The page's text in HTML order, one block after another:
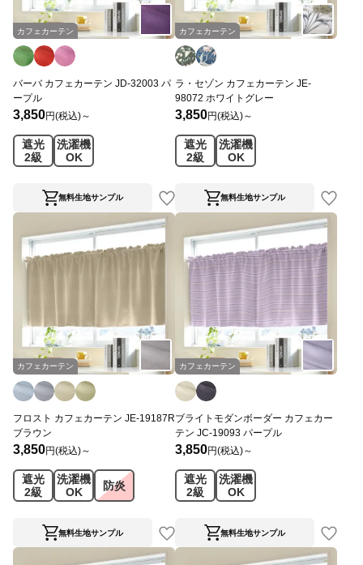
カフェカーテン
バーバ カフェカーテン JD-32003 パ
ープル
3,850円(税込)～
遮光
2級
洗濯機
OK
無料生地サンプル
カフェカーテン
ラ・セゾン カフェカーテン JE-
98072 ホワイトグレー
3,850円(税込)～
遮光
2級
洗濯機
OK
無料生地サンプル
カフェカーテン
フロスト カフェカーテン JE-19187R
ブラウン
3,850円(税込)～
遮光
2級
洗濯機
OK
防炎
無料生地サンプル
カフェカーテン
ブライトモダンボーダー カフェカー
テン JC-19093 パープル
3,850円(税込)～
遮光
2級
洗濯機
OK
無料生地サンプル